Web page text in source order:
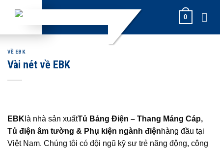
0
VỀ EBK
Vài nét về EBK
EBK là nhà sản xuấtTủ Bảng Điện – Thang Máng Cáp,
Tủ điện âm tường & Phụ kiện ngành điệnhàng đầu tại
Việt Nam. Chúng tôi có đội ngũ kỹ sư trẻ năng động, công